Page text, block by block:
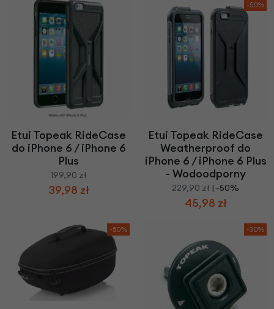
Etui Topeak RideCase
do iPhone 6 / iPhone 6
Plus
199,90 zł
39,98 zł
-50%
Etui Topeak RideCase
Weatherproof do
iPhone 6 / iPhone 6 Plus
- Wodoodporny
229,90 zł | -50%
45,98 zł
-50% -30%